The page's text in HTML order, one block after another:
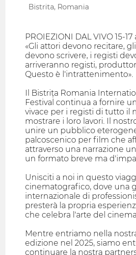
Bistrita, Romania
PROIEZIONI DAL VIVO 15-
«Gli attori devono recitare,
devono scrivere, i registi
arriveranno registi,
Questo è l'intrattenimento».
Il Bistrița Romania
Festival continua a fornire
vivace per i registi di tutto il
mostrare i loro lavori. Il
unire un pubblico
palcoscenico per film che
attraverso una narrazione
un formato breve ma
Unisciti a noi in questo
cinematografico, dove una
internazionale di
presterà la propria
che celebra l'arte del
Mentre entriamo nella
edizione nel 2025, siamo
continuare la nostra